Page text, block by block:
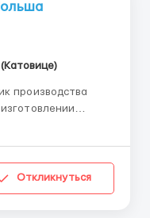
производства
для
Тип договора :
Откликнуться